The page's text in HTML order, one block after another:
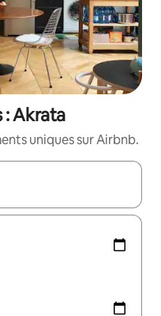
: Akrata
uniques sur Airbnb.
parcourez-les en utilisant